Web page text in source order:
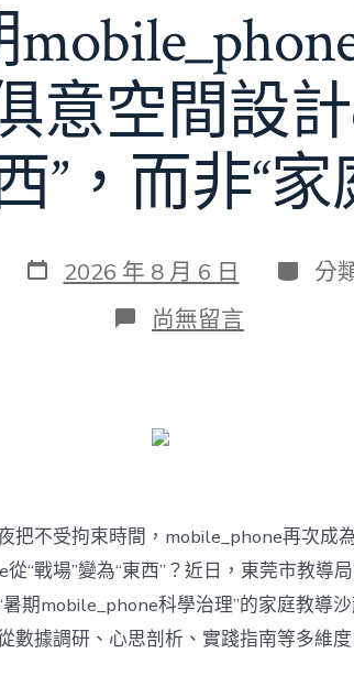
意空間設
”，而非“家
發
表
2026 年 8 月 6 日 分
類
分
在
〈若
暑
期
難
題？
讓
mobilJIUYI
俱
意
尚無留言
把不受拘束時間，mobile_phone再次成
“戰場”變為“東西”？近日，東莞市教導
期mobile_phone科學治理”的家庭教導
數據調研、心思剖析、實踐指南等多維